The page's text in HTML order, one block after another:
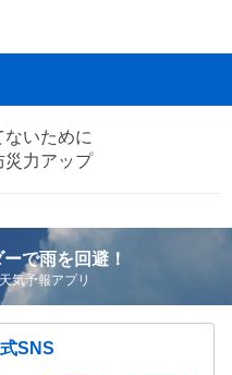
いために
災力アップ
で雨を回避！
気予報アプリ
SNS